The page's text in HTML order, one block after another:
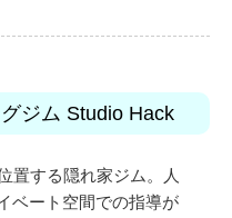
ジム Studio Hack
置する隠れ家ジム。人
ベート空間での指導が